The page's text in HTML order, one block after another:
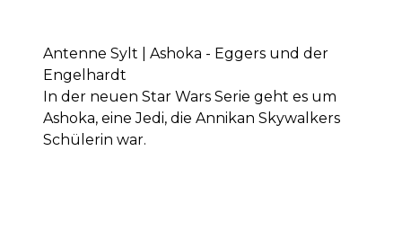
Antenne Sylt | Ashoka - Eggers und der
Engelhardt
In der neuen Star Wars Serie geht es um
Ashoka, eine Jedi, die Annikan Skywalkers
Schülerin war.